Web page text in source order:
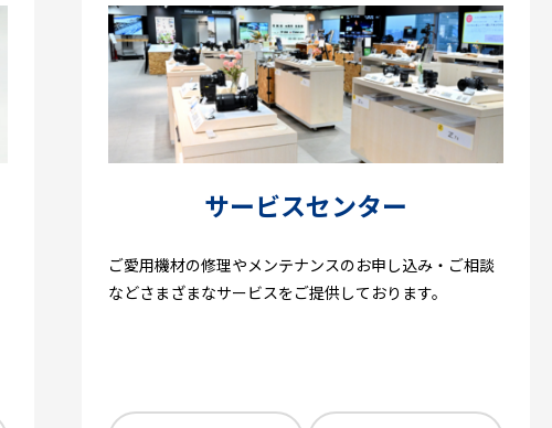
サービスセンター
ご愛用機材の修理やメンテナンスのお申し込み・ご相談
などさまざまなサービスをご提供しております。